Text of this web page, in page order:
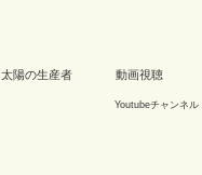
太陽の生産者 動画視聴
Youtubeチャンネル